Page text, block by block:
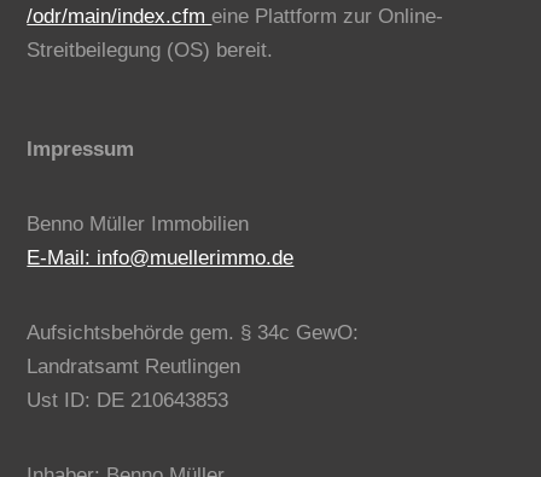
/odr/main/index.cfmeine Plattform zur Online-
Streitbeilegung (OS) bereit.
Impressum
Benno Müller Immobilien
E-Mail: info@muellerimmo.de
Aufsichtsbehörde gem. § 34c GewO:
Landratsamt Reutlingen
Ust ID: DE 210643853